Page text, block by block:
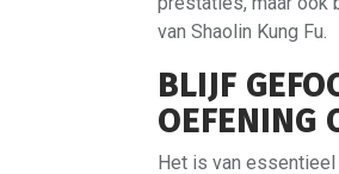
van Shaolin Kung Fu.
BLIJF
OEFENING
Het is van